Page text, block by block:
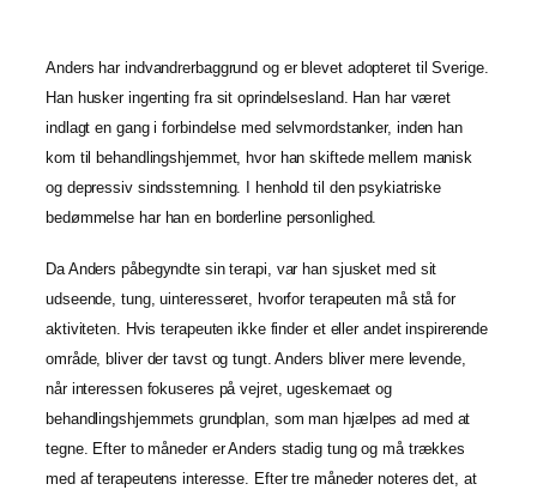
Anders har indvandrerbaggrund og er blevet adopteret til Sverige.
Han husker ingenting fra sit oprindelsesland. Han har været
indlagt en gang i forbindelse med selvmordstanker, inden han
kom til behandlingshjemmet, hvor han skiftede mellem manisk
og depressiv sindsstemning. I henhold til den psykiatriske
bedømmelse har han en borderline personlighed.
Da Anders påbegyndte sin terapi, var han sjusket med sit
udseende, tung, uinteresseret, hvorfor terapeuten må stå for
aktiviteten. Hvis terapeuten ikke finder et eller andet inspirerende
område, bliver der tavst og tungt. Anders bliver mere levende,
når interessen fokuseres på vejret, ugeskemaet og
behandlingshjemmets grundplan, som man hjælpes ad med at
tegne. Efter to måneder er Anders stadig tung og må trækkes
med af terapeutens interesse. Efter tre måneder noteres det, at